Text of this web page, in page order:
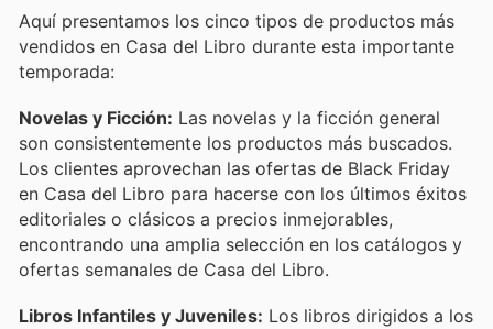
Aquí presentamos los cinco tipos de productos más
vendidos en Casa del Libro durante esta importante
temporada:
Novelas y Ficción: Las novelas y la ficción general
son consistentemente los productos más buscados.
Los clientes aprovechan las ofertas de Black Friday
en Casa del Libro para hacerse con los últimos éxitos
editoriales o clásicos a precios inmejorables,
encontrando una amplia selección en los catálogos y
ofertas semanales de Casa del Libro.
Libros Infantiles y Juveniles: Los libros dirigidos a los